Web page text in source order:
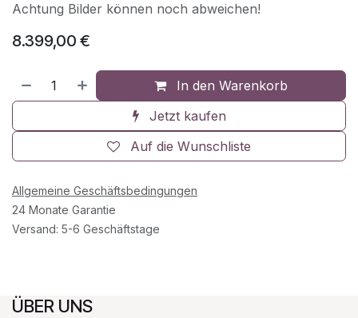
Achtung Bilder können noch abweichen!
8.399,00 €
In den Warenkorb
Jetzt kaufen
Auf die Wunschliste
Allgemeine Geschäftsbedingungen
24 Monate Garantie
Versand: 5-6 Geschäftstage
ÜBER UNS